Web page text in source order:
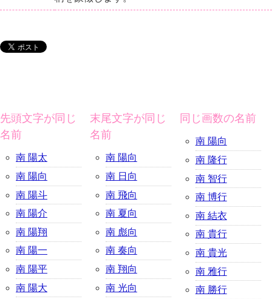
先頭文字が同じ
名前
南 陽太
南 陽向
南 陽斗
南 陽介
南 陽翔
南 陽一
南 陽平
南 陽大
末尾文字が同じ
名前
南 陽向
南 日向
南 飛向
南 夏向
南 彪向
南 奏向
南 翔向
南 光向
同じ画数の名前
南 陽向
南 隆行
南 智行
南 博行
南 結衣
南 貴行
南 貴光
南 雅行
南 勝行